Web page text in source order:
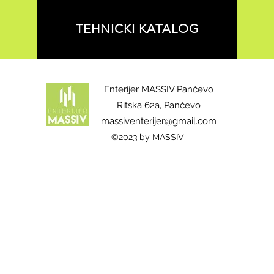
TEHNICKI KATALOG
Enterijer MASSIV Pančevo
Ritska 62a, Pančevo
massiventerijer@gmail.com
©2023 by MASSIV